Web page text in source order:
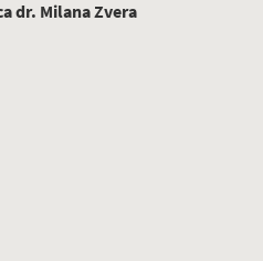
dr. Milana Zvera